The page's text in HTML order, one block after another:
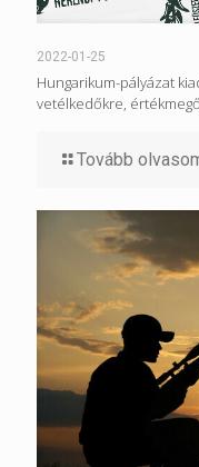
2022-01-25
Hungarikum-pályázat
vetélkedőkre,
Tovább